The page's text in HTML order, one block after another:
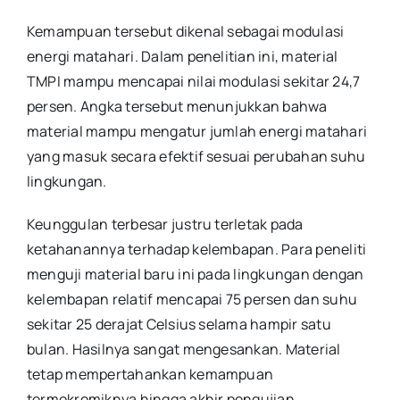
Kemampuan tersebut dikenal sebagai modulasi
energi matahari. Dalam penelitian ini, material
TMPI mampu mencapai nilai modulasi sekitar 24,7
persen. Angka tersebut menunjukkan bahwa
material mampu mengatur jumlah energi matahari
yang masuk secara efektif sesuai perubahan suhu
lingkungan.
Keunggulan terbesar justru terletak pada
ketahanannya terhadap kelembapan. Para peneliti
menguji material baru ini pada lingkungan dengan
kelembapan relatif mencapai 75 persen dan suhu
sekitar 25 derajat Celsius selama hampir satu
bulan. Hasilnya sangat mengesankan. Material
tetap mempertahankan kemampuan